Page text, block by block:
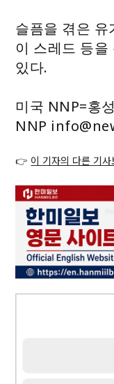
슬픔을 겪은 유
이 스레드 등
있다.
미국 NNP=홍
NNP
👉 이 기자의 다른 기사